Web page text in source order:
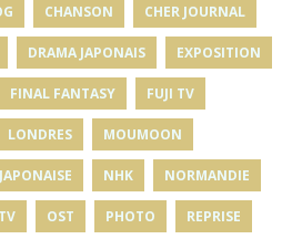
CHANSON CHER JOURNAL
DRAMA JAPONAIS EXPOSITION
FINAL FANTASY FUJI TV
LONDRES MOUMOON
NHK NORMANDIE
OST PHOTO REPRISE